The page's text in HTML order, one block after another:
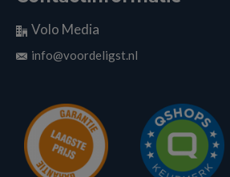
Volo Media
info@voordeligst.nl